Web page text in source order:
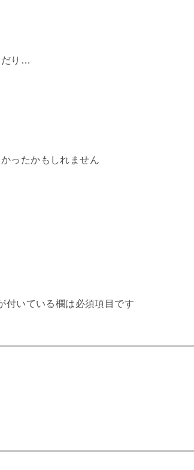
り…
ったかもしれません
付いている欄は必須項目です